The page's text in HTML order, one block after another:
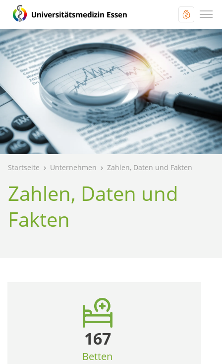
Startseite Unternehmen Zahlen, Daten und Fakten
Zahlen, Daten und
Fakten
167
Betten